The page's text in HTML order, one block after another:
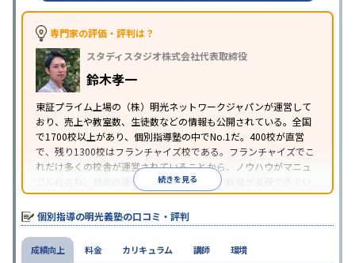
特徴
中高一貫校生に対応
の振替可能 不登校生に対応
を利用オンライン対応1科目から受講可能
習のみの受講可
り
※2023年3月調査。小学校高学年の個別指導塾アンケート調査方法を参
専門家の評価・評判は？
スタディスタジオ株式会社代表取締役
鈴木孝一
東証プライム上場の（株）明光ネットワークジャパンが運営して
おり、売上や教室数、生徒数などの情報も公開されている。全国
で1700校以上があり、個別指導塾の中でNo.1だ。400校が直営
で、残り1300校はフランチャイズ校である。フランチャイズでこ
れだけ多くの校舎が運営されていることから、ノウハウがマニュ
アル化され、特定の優秀な人材に依存しない教育が実現できてい
ることが推測される。
続きを見る
個別指導の明光義塾の口コミ・評判
成績向上 料金 カリキュラム 講師 環境